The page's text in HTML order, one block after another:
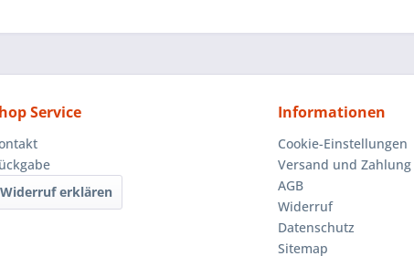
Service
Widerruf erklären
Informationen
Cookie-Einstellungen
Versand und Zahlung
AGB
Widerruf
Datenschutz
Sitemap